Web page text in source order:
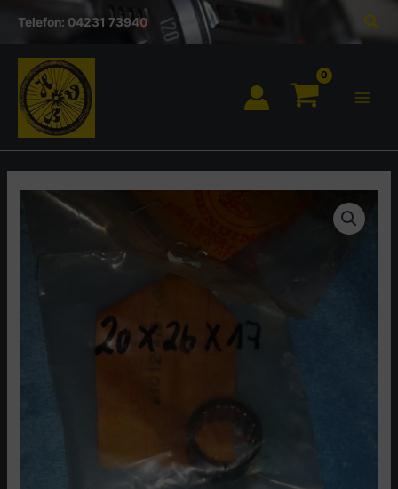
springen
Inhalt
Telefon: 04231 73940